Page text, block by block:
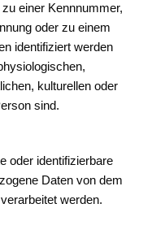
einer Kennnummer,
oder zu einem
identifiziert werden
kulturellen oder
sind.
oder identifizierbare
Daten von dem
werden.